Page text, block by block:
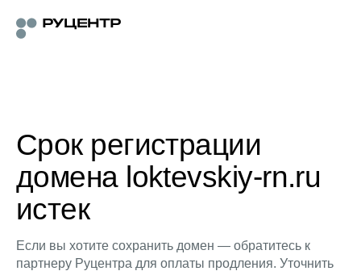
Срок регистрации
домена loktevskiy-rn.ru
истек
Если вы хотите сохранить домен — обратитесь к
партнеру Руцентра для оплаты продления. Уточнить